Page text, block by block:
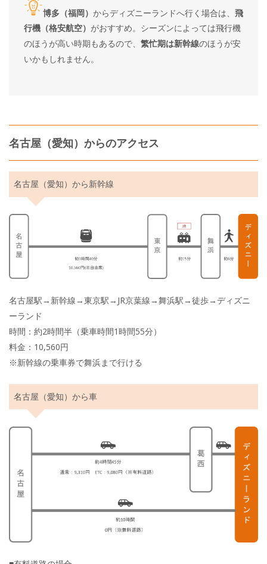
博多（福岡） からディズニーランドへ行く場合は、 飛
行機（格安航空） がおすすめ。シーズンによっては飛行機
のほうが高い時期もあるので、 繁忙期は新幹線のほうが安
いかもしれません。
名古屋（愛知）からのアクセス
名古屋（愛知）から新幹線
名古屋駅→新幹線→東京駅→JR京葉線→舞浜駅→徒歩→ディズニ
ーランド
時間：約2時間半（乗車時間1時間55分）
料金：10,560円
※新幹線の乗車券で舞浜まで行ける
名古屋（愛知）から車